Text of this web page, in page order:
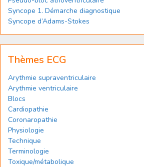
Syncope 1. Démarche diagnostique
Syncope d’Adams-Stokes
Thèmes ECG
Arythmie supraventriculaire
Arythmie ventriculaire
Blocs
Cardiopathie
Coronaropathie
Physiologie
Technique
Terminologie
Toxique/métabolique